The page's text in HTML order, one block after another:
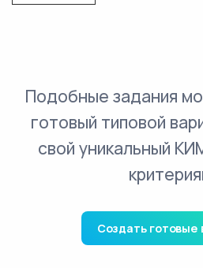
Подобные задания
готовый типовой
свой уникальный
Создать готовые